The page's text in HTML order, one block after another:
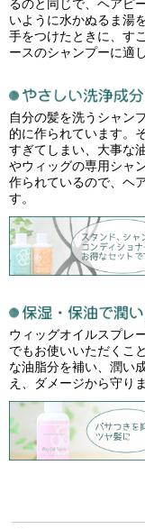
るのと同じで、ヘアピ
いように水かぬるま湯
手をつけたときに、す
ースのシャンプーに適
自分の髪を洗うシャン
的に作られています。
すぎてしまい、大事な
やウィッグの専用シャ
作られているので、ヘ
す。
ウィッグオイルスプレ
でもお使いいただくこ
な油脂分を補い、潤い
え、ダメージから守りま